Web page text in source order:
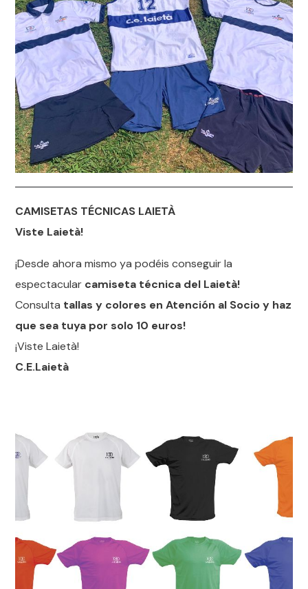
CAMISETAS TÉCNICAS LAIETÀ
Viste Laietà!
¡Desde ahora mismo ya podéis conseguir la
espectacular camiseta técnica del Laietà!
Consulta tallas y colores en Atención al Socio y haz
que sea tuya por solo 10 euros!
¡Viste Laietà!
C.E.Laietà